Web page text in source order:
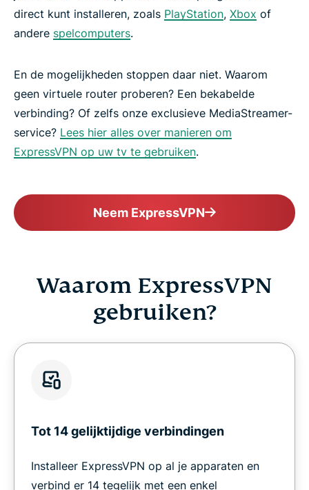
direct kunt installeren, zoals PlayStation, Xbox of
andere spelcomputers.
En de mogelijkheden stoppen daar niet. Waarom
geen virtuele router proberen? Een bekabelde
verbinding? Of zelfs onze exclusieve MediaStreamer-
service? Lees hier alles over manieren om
ExpressVPN op uw tv te gebruiken.
Neem ExpressVPN
Waarom ExpressVPN
gebruiken?
Tot 14 gelijktijdige verbindingen
Installeer ExpressVPN op al je apparaten en
verbind er 14 tegelijk met een enkel